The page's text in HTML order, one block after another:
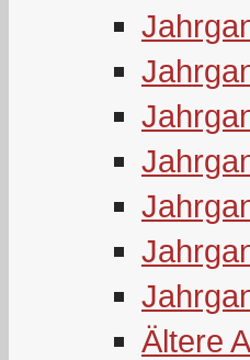
Ältere